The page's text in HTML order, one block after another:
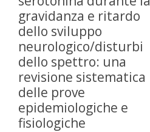
gravidanza e ritardo
dello sviluppo
neurologico/disturbi
dello spettro: una
revisione sistematica
delle prove
epidemiologiche e
fisiologiche